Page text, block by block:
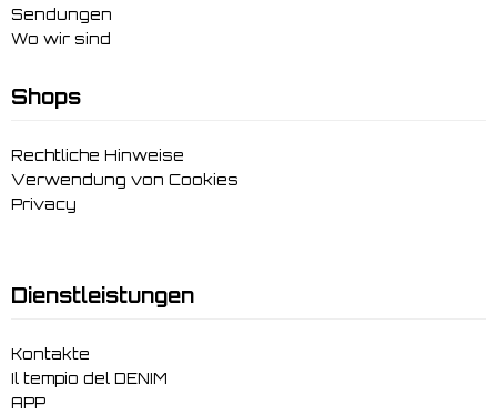
Sendungen
Wo wir sind
Shops
Rechtliche Hinweise
Verwendung von Cookies
Privacy
Dienstleistungen
Kontakte
Il tempio del DENIM
APP